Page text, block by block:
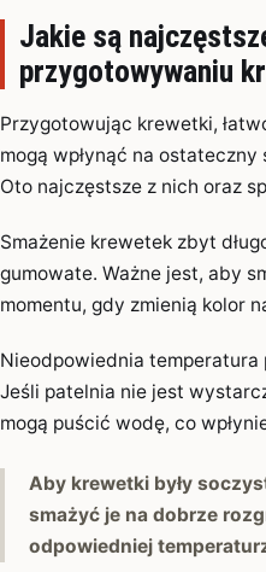
Jakie są
przygotowywaniu
Przygotowując krewetki,
mogą wpłynąć na
Oto najczęstsze z nich oraz
Smażenie krewetek zbyt
gumowate. Ważne jest, aby
momentu, gdy zmienią kolor
Nieodpowiednia
Jeśli patelnia nie jest
mogą puścić wodę, co
Aby krewetki były
smażyć je na dobrze
odpowiedniej